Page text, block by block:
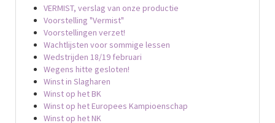
VERMIST, verslag van onze productie
Voorstelling "Vermist"
Voorstellingen verzet!
Wachtlijsten voor sommige lessen
Wedstrijden 18/19 februari
Wegens hitte gesloten!
Winst in Slagharen
Winst op het BK
Winst op het Europees Kampioenschap
Winst op het NK